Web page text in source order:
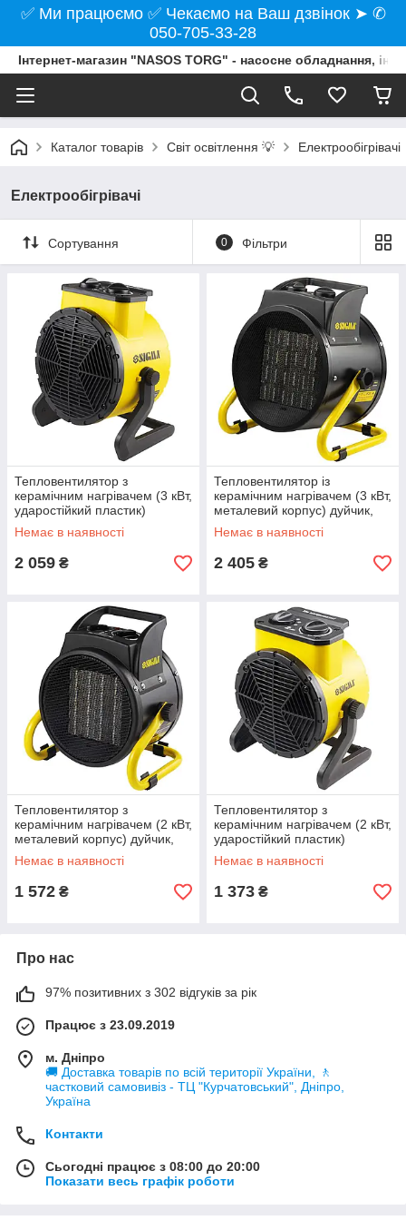
✅ Ми працюємо ✅ Чекаємо на Ваш дзвінок ➤ ✆
050-705-33-28
Інтернет-магазин "NASOS TORG" - насосне обладнання,
Каталог товарів Світ освітлення 💡 Електрообігрівачі
Електрообігрівачі
Сортування 0 Фільтри
Тепловентилятор з
керамічним нагрівачем (3 кВт,
ударостійкий пластик)
дуйчик, електрообігрівач ТМ
SIGMA
Немає в наявності
2 059 ₴
Тепловентилятор із
керамічним нагрівачем (3 кВт,
металевий корпус) дуйчик,
електрообігрівач ТМ SIGMA
Немає в наявності
2 405 ₴
Тепловентилятор з
керамічним нагрівачем (2 кВт,
металевий корпус) дуйчик,
електрообігрівач ТМ SIGMA
Немає в наявності
1 572 ₴
Тепловентилятор з
керамічним нагрівачем (2 кВт,
ударостійкий пластик)
дуйчик, електрообігрівач ТМ
SIGMA
Немає в наявності
1 373 ₴
Про нас
97% позитивних з 302 відгуків за рік
Працює з 23.09.2019
м. Дніпро
🚚 Доставка товарів по всій території України, 🚶
частковий самовивіз - ТЦ "Курчатовський", Дніпро,
Україна
Контакти
Сьогодні працює з 08:00 до 20:00
Показати весь графік роботи